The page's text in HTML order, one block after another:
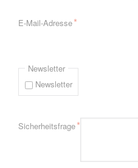
Pflichtfeld
E-Mail-Adresse*
Newsletter
Newsletter
Pflichtfeld
Sicherheitsfrage*